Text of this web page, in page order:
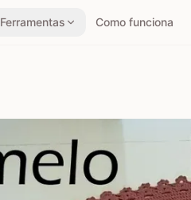
Ferramentas Como funciona